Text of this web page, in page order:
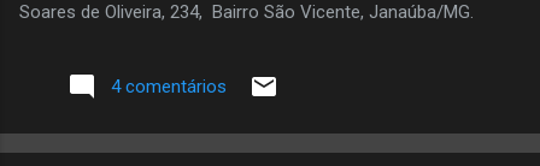
Soares de Oliveira, 234, Bairro São Vicente, Janaúba/MG.
4 comentários